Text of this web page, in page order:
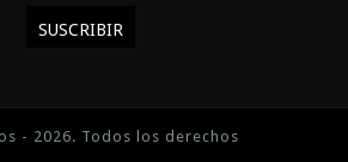
- 2026. Todos los derechos